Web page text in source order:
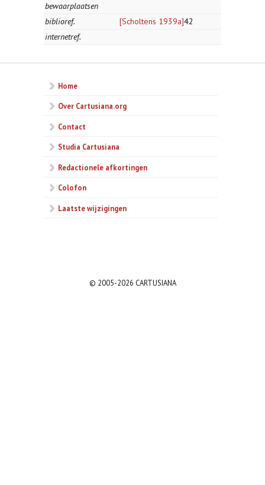
bewaarplaatsen
biblioref.
[Scholtens 1939a]42
internetref.
Home
Over Cartusiana.org
Contact
Studia Cartusiana
Redactionele afkortingen
Colofon
Laatste wijzigingen
© 2005-2026 CARTUSIANA